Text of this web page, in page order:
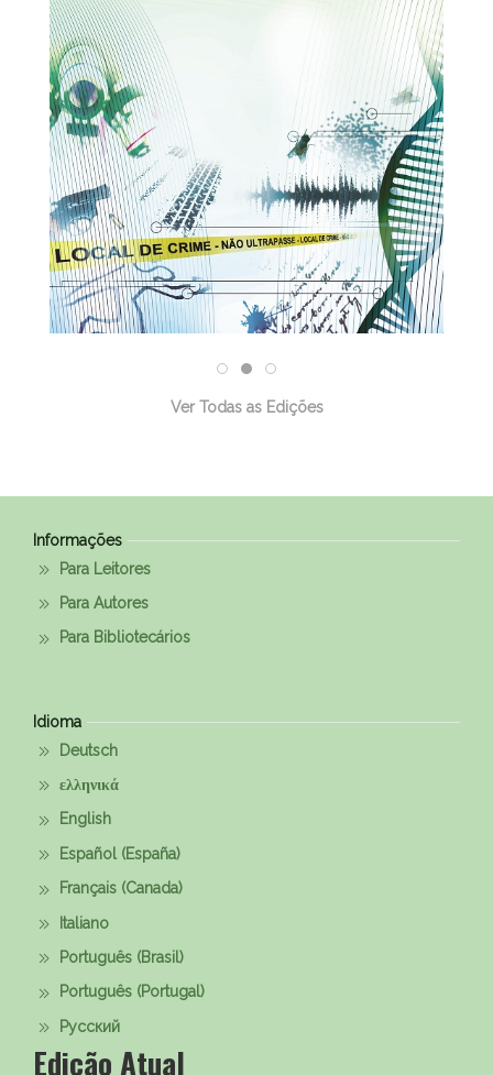
Ver Todas as Edições
Informações
Para Leitores
Para Autores
Para Bibliotecários
Idioma
Deutsch
ελληνικά
English
Español (España)
Français (Canada)
Italiano
Português (Brasil)
Português (Portugal)
Русский
Edição Atual